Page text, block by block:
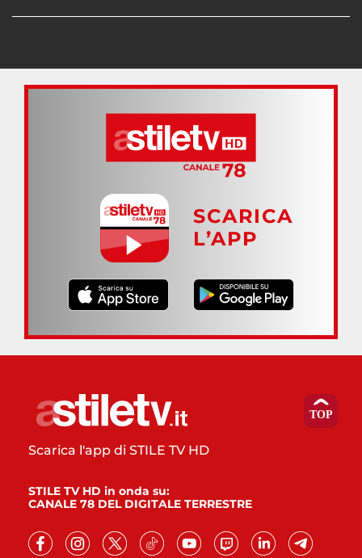
SCARICA
L’APP
Scarica l'app di STILE TV HD
STILE TV HD in onda su:
CANALE 78 DEL DIGITALE TERRESTRE